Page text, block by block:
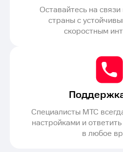
Оставайтесь на
страны с
скоростным
Специалисты МТС
настройками и
в любое